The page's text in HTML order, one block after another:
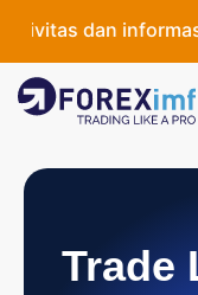
dan informasi
Trade